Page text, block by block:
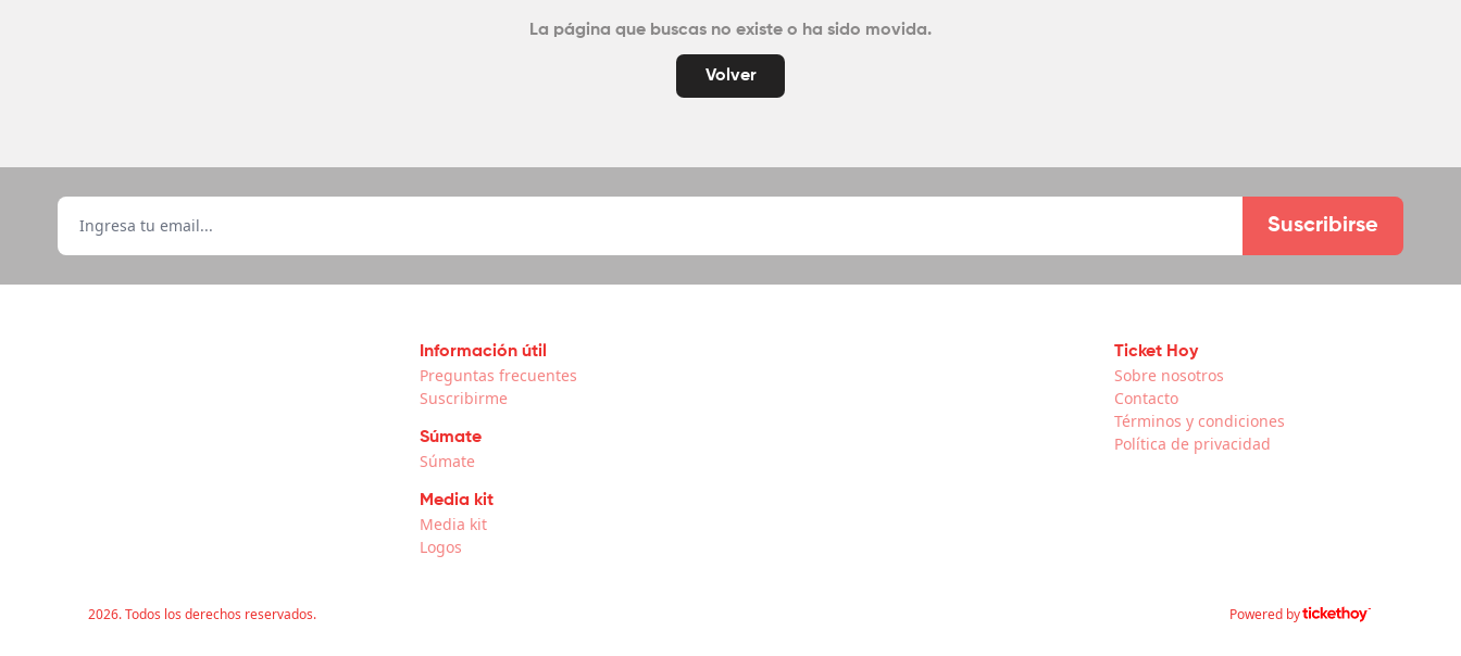
La página que buscas no existe o ha sido movida.
Volver
Suscribirse
Información útil
Preguntas frecuentes
Suscribirme
Súmate
Súmate
Media kit
Media kit
Logos
Ticket Hoy
Sobre nosotros
Contacto
Términos y condiciones
Política de privacidad
2026. Todos los derechos reservados. Powered by